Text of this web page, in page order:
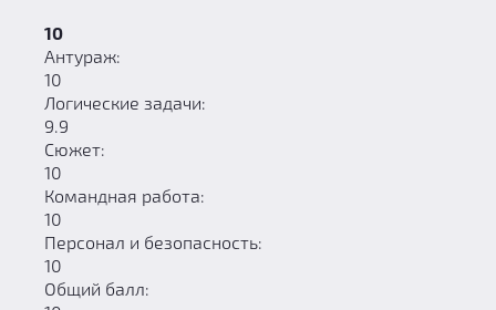
10
Антураж:
10
Логические задачи:
9.9
Сюжет:
10
Командная работа:
10
Персонал и безопасность:
10
Общий балл: